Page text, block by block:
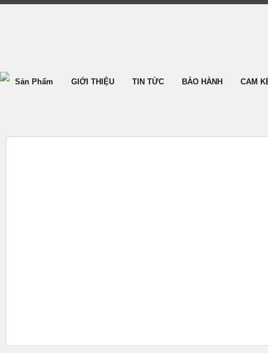
Sản Phẩm GIỚI THIỆU TIN TỨC BẢO HÀNH CAM